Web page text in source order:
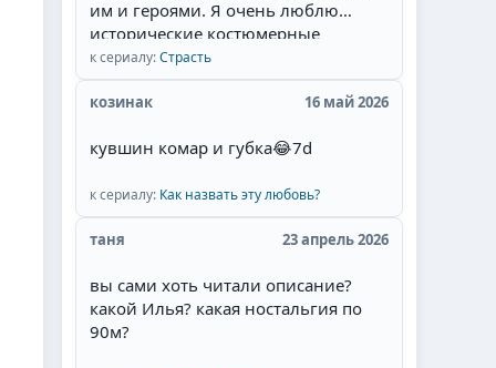
им и героями. Я очень люблю
исторические костюмерные
сериалы, а если там увлекательный
сюжет, есть необычная интрига,
красивые талантливые
Себастьян Рульи, Уильям Леви) и
наслаждение смотреть такой
сериал. Мне там нравится всё:
захватывающий сюжет, съёмки в
талантливая игра актёров, полное
соответствие эпохе, великолепные
наряды актёров и конечно
к сериалу:Страсть
козинак 16 май 2026
кувшин комар и губка😂7d
к сериалу: Как назвать эту любовь?
таня 23 апрель 2026
вы сами хоть читали описание?
какой Илья? какая ностальгия по
90м?